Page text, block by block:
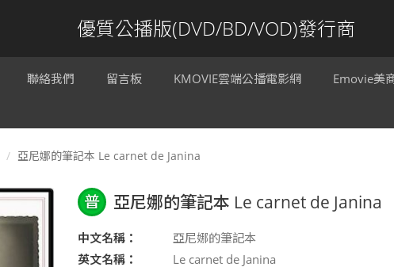
優質公播版(DVD/BD/VOD)發行商
聯絡我們 留言板 KMOVIE雲端公播電影網 Emovie美
亞尼娜的筆記本 Le carnet de Janina
普 亞尼娜的筆記本 Le carnet de Janina
中文名稱：
亞尼娜的筆記本
英文名稱：
Le carnet de Janina